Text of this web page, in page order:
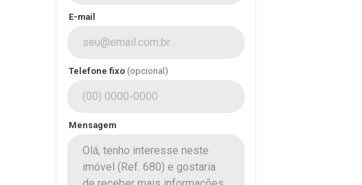
E-mail
Telefone fixo (opcional)
Mensagem